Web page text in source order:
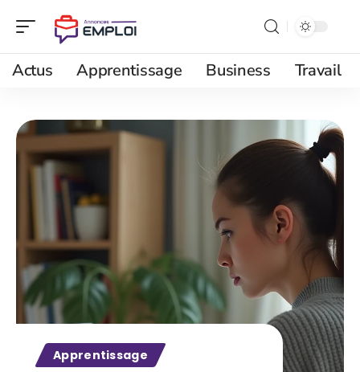
Actus Apprentissage Business Travail
Apprentissage